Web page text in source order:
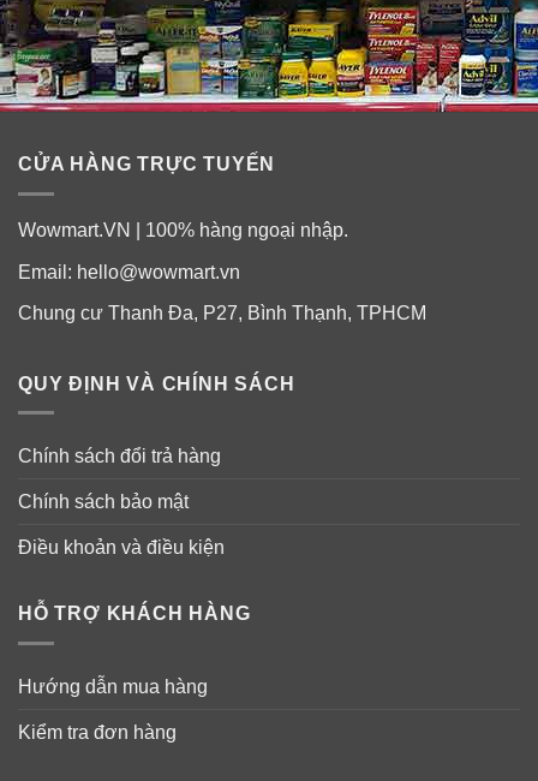
CỬA HÀNG TRỰC TUYẾN
Wowmart.VN | 100% hàng ngoại nhập.
Email: hello@wowmart.vn
Chung cư Thanh Đa, P27, Bình Thạnh, TPHCM
QUY ĐỊNH VÀ CHÍNH SÁCH
Chính sách đổi trả hàng
Chính sách bảo mật
Điều khoản và điều kiện
HỖ TRỢ KHÁCH HÀNG
Hướng dẫn mua hàng
Kiểm tra đơn hàng